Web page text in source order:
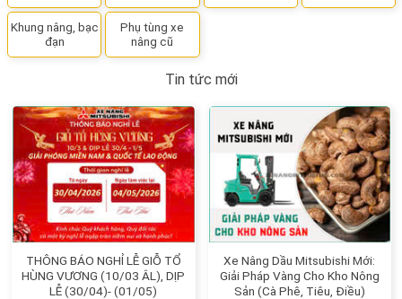
Khung nâng, bạc
đạn
Phụ tùng xe
nâng cũ
Tin tức mới
THÔNG BÁO NGHỈ LỄ GIỖ TỔ
HÙNG VƯƠNG (10/03 ÂL), DỊP
LỄ (30/04)- (01/05)
Xe Nâng Dầu Mitsubishi Mới:
Giải Pháp Vàng Cho Kho Nông
Sản (Cà Phê, Tiêu, Điều)